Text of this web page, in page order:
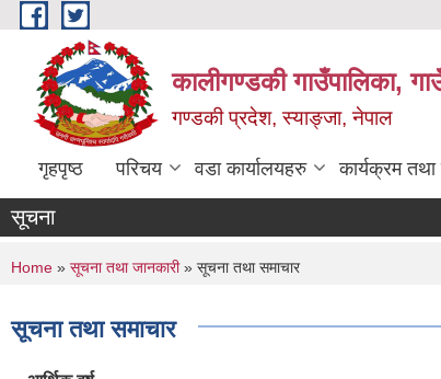
Skip to main content
कालीगण्डकी गाउँपालिका,
गण्डकी प्रदेश, स्याङ्जा, नेपाल
गृहपृष्ठ परिचय वडा कार्यालयहरु कार्यक्रम तथा
सूचना
You are here
Home » सूचना तथा जानकारी» सूचना तथा समाचार
सूचना तथा समाचार